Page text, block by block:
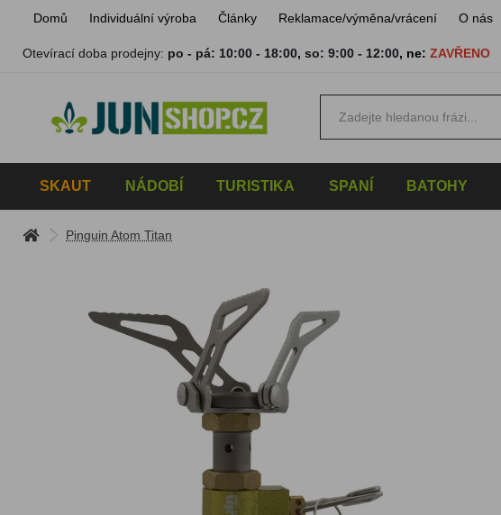
Domů Individuální výroba Články Reklamace/výměna/vrácení O nás
Otevírací doba prodejny: po - pá: 10:00 - 18:00,so: 9:00 - 12:00, ne: ZAVŘENO
SKAUT NÁDOBÍ TURISTIKA SPANÍ BATOHY
Pinguin Atom Titan